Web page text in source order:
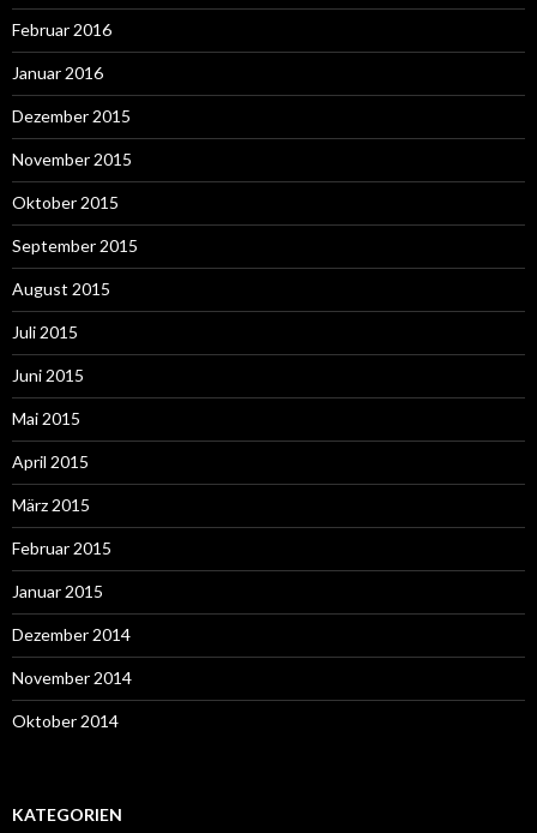
Februar 2016
Januar 2016
Dezember 2015
November 2015
Oktober 2015
September 2015
August 2015
Juli 2015
Juni 2015
Mai 2015
April 2015
März 2015
Februar 2015
Januar 2015
Dezember 2014
November 2014
Oktober 2014
KATEGORIEN